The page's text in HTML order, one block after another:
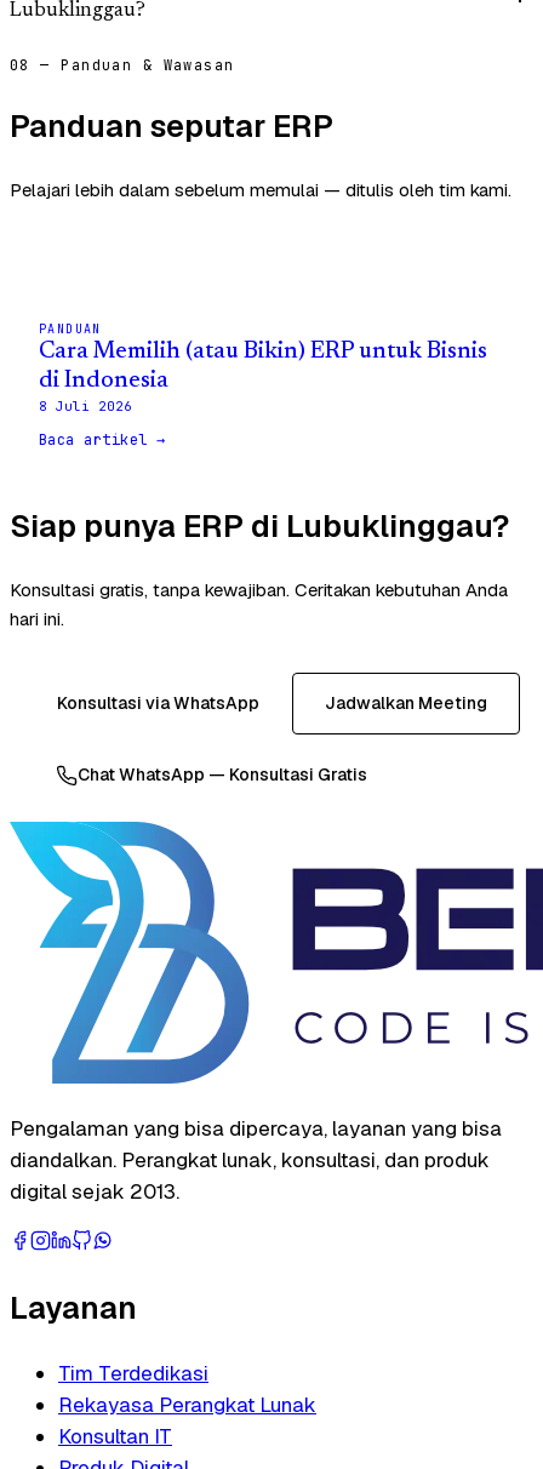
Lubuklinggau?
08 — Panduan & Wawasan
Panduan seputar ERP
Pelajari lebih dalam sebelum memulai — ditulis oleh tim kami.
PANDUAN
Cara Memilih (atau Bikin) ERP untuk Bisnis
di Indonesia
8 Juli 2026
Baca artikel →
Siap punya ERP di Lubuklinggau?
Konsultasi gratis, tanpa kewajiban. Ceritakan kebutuhan Anda
hari ini.
Konsultasi via WhatsApp Jadwalkan Meeting
Chat WhatsApp — Konsultasi Gratis
Pengalaman yang bisa dipercaya, layanan yang bisa
diandalkan. Perangkat lunak, konsultasi, dan produk
digital sejak 2013.
Layanan
Tim Terdedikasi
Rekayasa Perangkat Lunak
Konsultan IT